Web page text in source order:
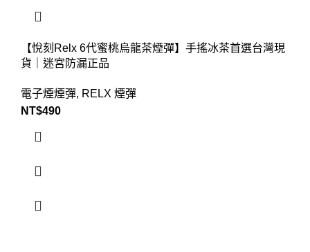
【悅刻Relx 6代蜜桃烏龍茶煙彈】手搖冰茶首選台灣現
貨｜迷宮防漏正品
電子煙煙彈, RELX 煙彈
NT$490